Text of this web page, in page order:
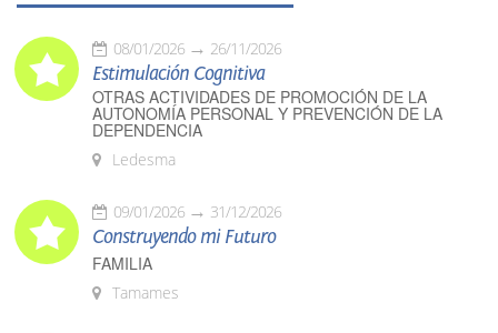
08/01/2026 26/11/2026
Estimulación Cognitiva
OTRAS ACTIVIDADES DE PROMOCIÓN DE LA
AUTONOMÍA PERSONAL Y PREVENCIÓN DE LA
DEPENDENCIA
Ledesma
09/01/2026 31/12/2026
Construyendo mi Futuro
FAMILIA
Tamames